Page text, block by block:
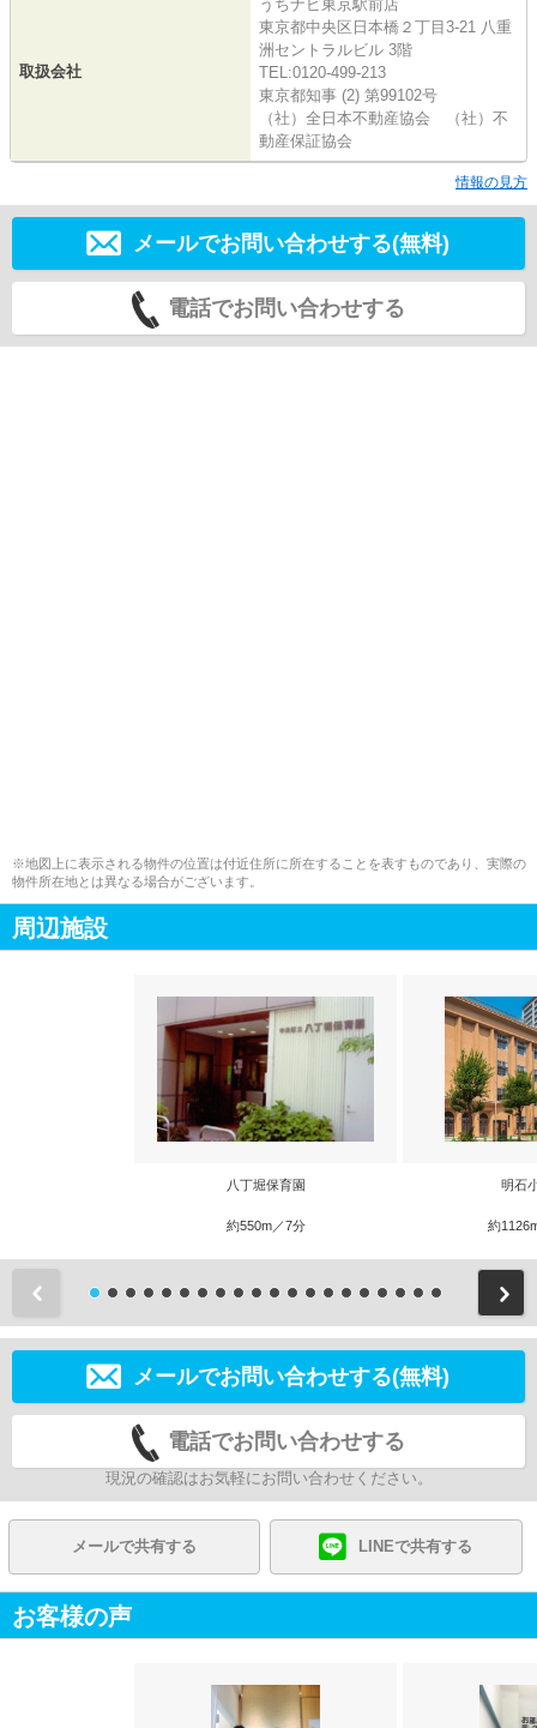
取扱会社
うちナビ東京駅前店
東京都中央区日本橋２丁目3-21 八重
洲セントラルビル 3階
TEL:0120-499-213
東京都知事 (2) 第99102号
（社）全日本不動産協会 （社）不
動産保証協会
情報の見方
メールでお問い合わせする(無料)
電話でお問い合わせする
※地図上に表示される物件の位置は付近住所に所在することを表すものであり、実際の
物件所在地とは異なる場合がございます。
周辺施設
八丁堀保育園
約550m／7分
明石
約
メールでお問い合わせする(無料)
電話でお問い合わせする
現況の確認はお気軽にお問い合わせください。
メールで共有する LINEで共有する
お客様の声